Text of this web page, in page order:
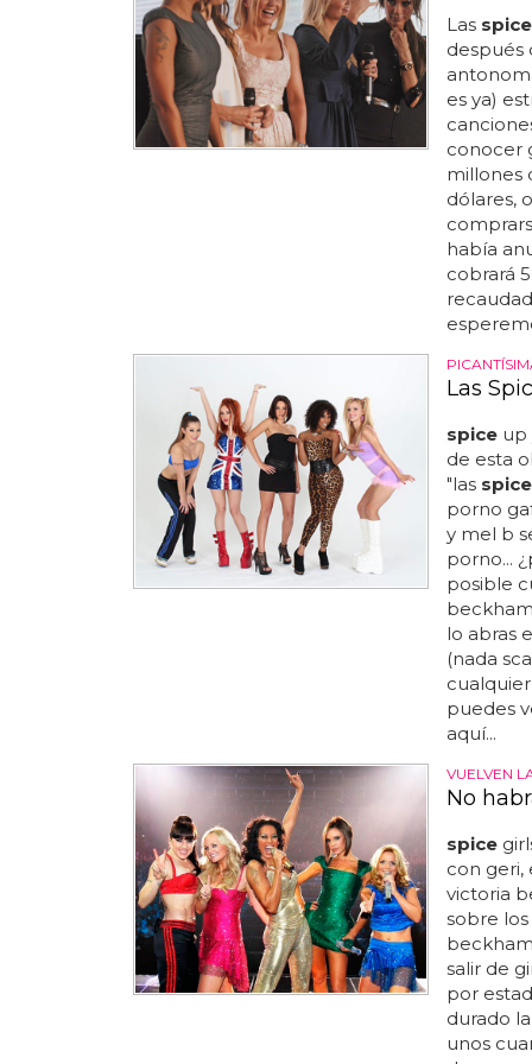
Las spice
después
es ya)
conocer
millones
dólares,
había
cobrará
Las
spiceup
de esta
"las spice
porno
y mel b
porno...
posible
lo abras
(nada
puedes
aquí...
VUELVEN
No
spice
con geri,
victoria
sobre
salir de
por
durado
unos